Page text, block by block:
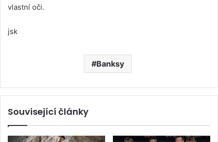
vlastní oči.
jsk
Banksy
Související články